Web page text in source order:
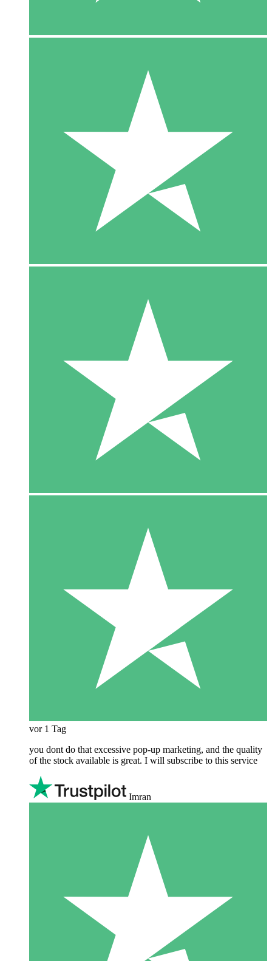
vor 1 Tag
you dont do that excessive pop-up marketing, and the quality
of the stock available is great. I will subscribe to this service
Imran